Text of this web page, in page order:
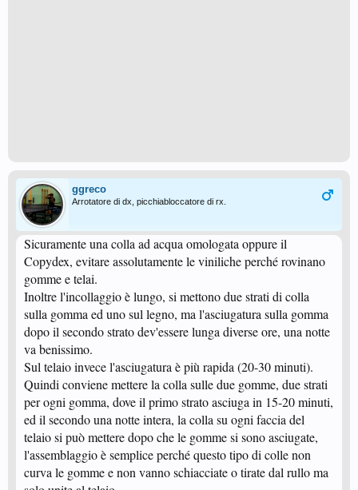
ggreco
Arrotatore di dx, picchiabloccatore di rx.
Sicuramente una colla ad acqua omologata oppure il
Copydex, evitare assolutamente le viniliche perché rovinano
gomme e telai.
Inoltre l'incollaggio è lungo, si mettono due strati di colla
sulla gomma ed uno sul legno, ma l'asciugatura sulla gomma
dopo il secondo strato dev'essere lunga diverse ore, una notte
va benissimo.
Sul telaio invece l'asciugatura è più rapida (20-30 minuti).
Quindi conviene mettere la colla sulle due gomme, due strati
per ogni gomma, dove il primo strato asciuga in 15-20 minuti,
ed il secondo una notte intera, la colla su ogni faccia del
telaio si può mettere dopo che le gomme si sono asciugate,
l'assemblaggio è semplice perché questo tipo di colle non
curva le gomme e non vanno schiacciate o tirate dal rullo ma